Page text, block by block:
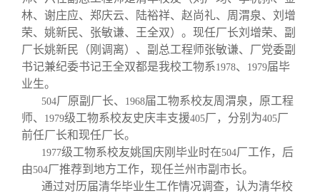
林、谢庄应、郑庆云、陆裕祥、赵尚礼、周渭泉、刘增
荣、姚新民、张敏谦、王全双）。现任厂长刘增荣、副
厂长姚新民（刚调离）、副总工程师张敏谦、厂党委副
书记兼纪委书记王全双都是我校工物系1978、 1979届毕
业生。
504厂原副厂长、 1968届工物系校友周渭泉，原工程
师、
1979级工物系校友史庆丰支援405厂，分别为405厂
前任厂长和现任厂长。
1977级工物系校友姚国庆刚毕业时在504厂工作，后
由504厂推荐到地方工作，现任兰州市副市长。
通过对历届清华毕业生工作情况调查，认为清华校